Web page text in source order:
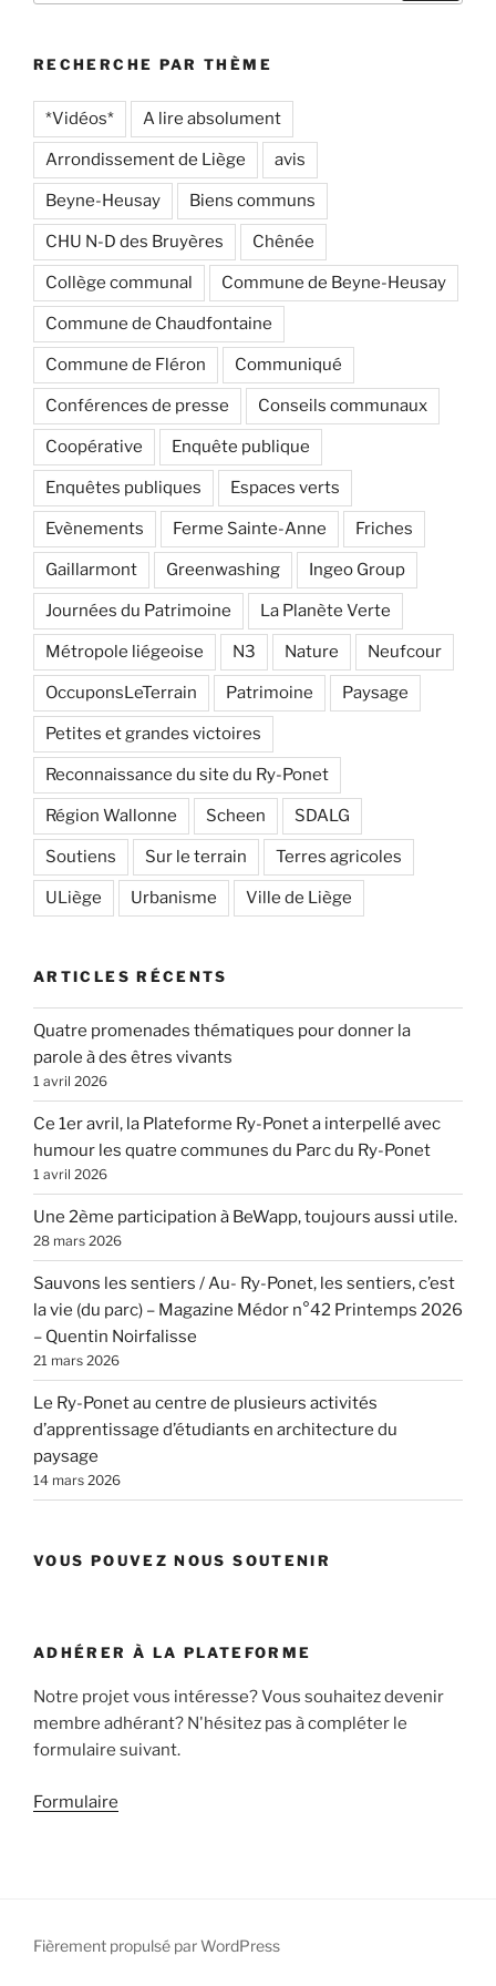
RECHERCHE PAR THÈME
*Vidéos* A lire absolument
Arrondissement de Liège avis
Beyne-Heusay Biens communs
CHU N-D des Bruyères Chênée
Collège communal Commune de Beyne-Heusay
Commune de Chaudfontaine
Commune de Fléron Communiqué
Conférences de presse Conseils communaux
Coopérative Enquête publique
Enquêtes publiques Espaces verts
Evènements Ferme Sainte-Anne Friches
Gaillarmont Greenwashing Ingeo Group
Journées du Patrimoine La Planète Verte
Métropole liégeoise N3 Nature Neufcour
OccuponsLeTerrain Patrimoine Paysage
Petites et grandes victoires
Reconnaissance du site du Ry-Ponet
Région Wallonne Scheen SDALG
Soutiens Sur le terrain Terres agricoles
ULiège Urbanisme Ville de Liège
ARTICLES RÉCENTS
Quatre promenades thématiques pour donner la
parole à des êtres vivants
1 avril 2026
Ce 1er avril, la Plateforme Ry-Ponet a interpellé avec
humour les quatre communes du Parc du Ry-Ponet
1 avril 2026
Une 2ème participation à BeWapp, toujours aussi utile.
28 mars 2026
Sauvons les sentiers / Au- Ry-Ponet, les sentiers, c’est
la vie (du parc) – Magazine Médor n°42 Printemps 2026
– Quentin Noirfalisse
21 mars 2026
Le Ry-Ponet au centre de plusieurs activités
d’apprentissage d’étudiants en architecture du
paysage
14 mars 2026
VOUS POUVEZ NOUS SOUTENIR
ADHÉRER À LA PLATEFORME
Notre projet vous intéresse? Vous souhaitez devenir
membre adhérant? N'hésitez pas à compléter le
formulaire suivant.
Formulaire
Fièrement propulsé par WordPress